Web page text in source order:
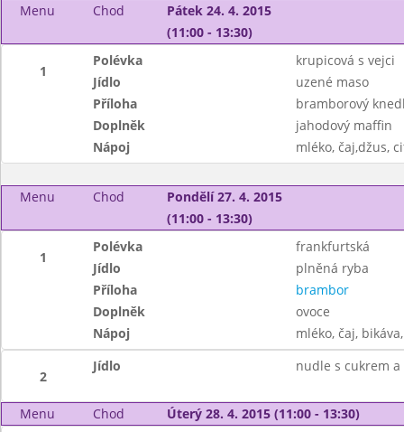
Menu
Chod
Pátek 24. 4. 2015
(11:00 - 13:30)
1
Polévka
krupicová s vejci
Jídlo
uzené maso
Příloha
bramborový
Doplněk
jahodový maffin
Nápoj
mléko, čaj,džus,
Menu Chod
Pondělí 27. 4. 2015
(11:00 - 13:30)
1
Polévka
frankfurtská
Jídlo
plněná ryba
Příloha
brambor
Doplněk
ovoce
Nápoj
mléko, čaj,
2
Jídlo nudle s cukrem
Menu Chod Úterý 28. 4. 2015 (11:00 - 13:30)